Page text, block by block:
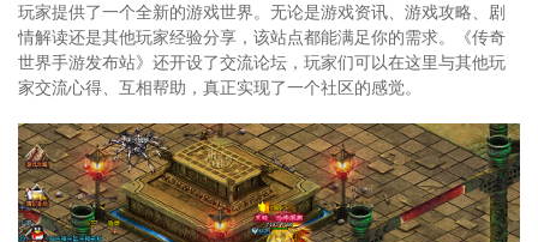
玩家提供了一个全新的游戏世界。无论是游戏资讯、游戏攻略、剧
情解读还是其他玩家经验分享，该站点都能满足你的需求。《传奇
世界手游发布站》还开设了交流论坛，玩家们可以在这里与其他玩
家交流心得、互相帮助，真正实现了一个社区的感觉。